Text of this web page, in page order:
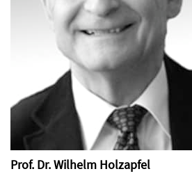
Prof. Dr. Wilhelm Holzapfel